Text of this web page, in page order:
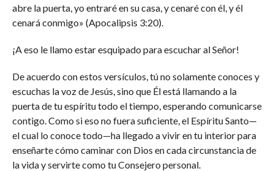
abre la puerta, yo entraré en su casa, y cenaré con él, y él
cenará conmigo» (Apocalipsis 3:20).
¡A eso le llamo estar esquipado para escuchar al Señor!
De acuerdo con estos versículos, tú no solamente conoces y
escuchas la voz de Jesús, sino que Él está llamando a la
puerta de tu espíritu todo el tiempo, esperando comunicarse
contigo. Como si eso no fuera suficiente, el Espíritu Santo—
el cual lo conoce todo—ha llegado a vivir en tu interior para
enseñarte cómo caminar con Dios en cada circunstancia de
la vida y servirte como tu Consejero personal.